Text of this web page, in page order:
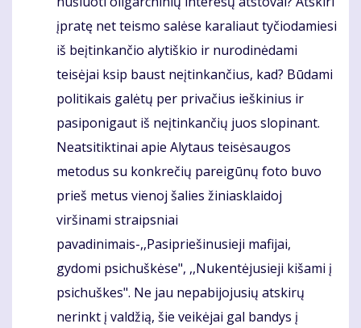
įpratę net teismo salėse karaliaut tyčiodamiesi
iš beįtinkančio alytiškio ir nurodinėdami
teisėjai ksip baust neįtinkančius, kad? Būdami
politikais galėtų per privačius ieškinius ir
pasiponigaut iš neįtinkančių juos slopinant.
Neatsitiktinai apie Alytaus teisėsaugos
metodus su konkrečių pareigūnų foto buvo
prieš metus vienoj šalies žiniasklaidoj
viršinami straipsniai
pavadinimais-,,Pasipriešinusieji mafijai,
gydomi psichuškėse", ,,Nukentėjusieji kišami į
psichuškes". Ne jau nepabijojusių atskirų
nerinkt į valdžią, šie veikėjai gal bandys į